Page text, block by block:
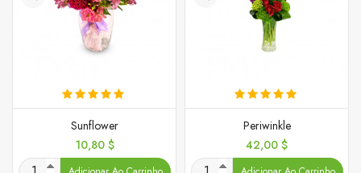
Sunflower
Preço
10,80 $
Periwinkle
Preço
42,00 $